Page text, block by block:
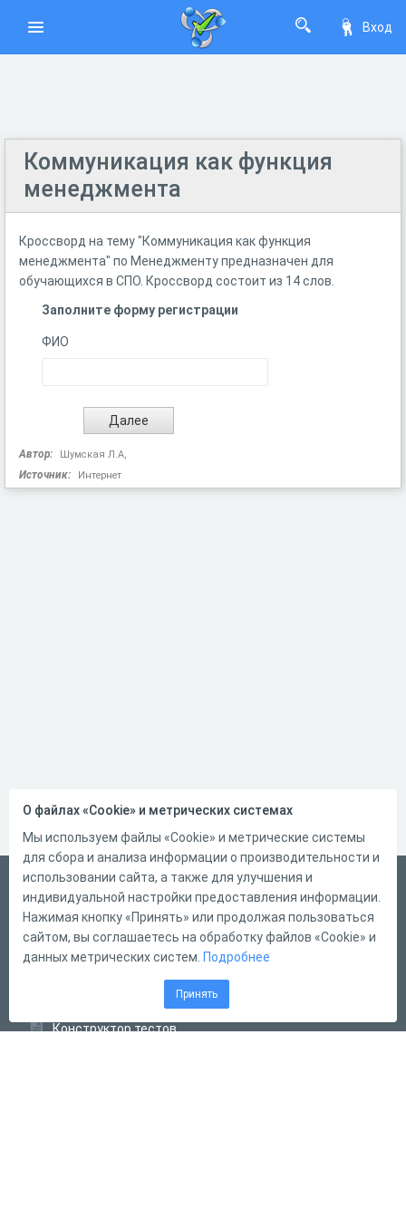
Вход
Коммуникация как функция
менеджмента
Кроссворд на тему "Коммуникация как функция
менеджмента" по Менеджменту предназначен для
обучающихся в СПО. Кроссворд состоит из 14 слов.
Заполните форму регистрации
ФИО
Автор: Шумская Л.А,
Источник: Интернет
Русский
Справка
Форма обратной связи
Конструктор тестов
О файлах «Cookie» и метрических системах
Мы используем файлы «Cookie» и метрические системы
для сбора и анализа информации о производительности и
использовании сайта, а также для улучшения и
индивидуальной настройки предоставления информации.
Нажимая кнопку «Принять» или продолжая пользоваться
сайтом, вы соглашаетесь на обработку файлов «Cookie» и
данных метрических систем. Подробнее
Принять